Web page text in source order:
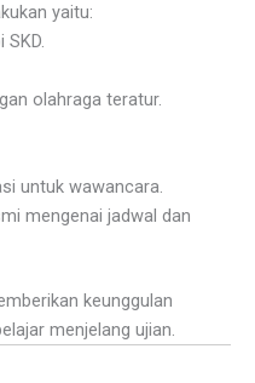
yaitu:
olahraga teratur.
untuk wawancara.
mengenai jadwal dan
keunggulan
menjelang ujian.